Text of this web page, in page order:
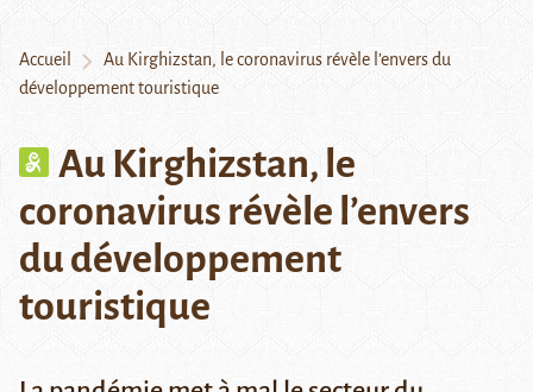
Accueil
Au Kirghizstan, le coronavirus révèle l’envers du
développement touristique
Au Kirghizstan, le
coronavirus révèle l’envers
du développement
touristique